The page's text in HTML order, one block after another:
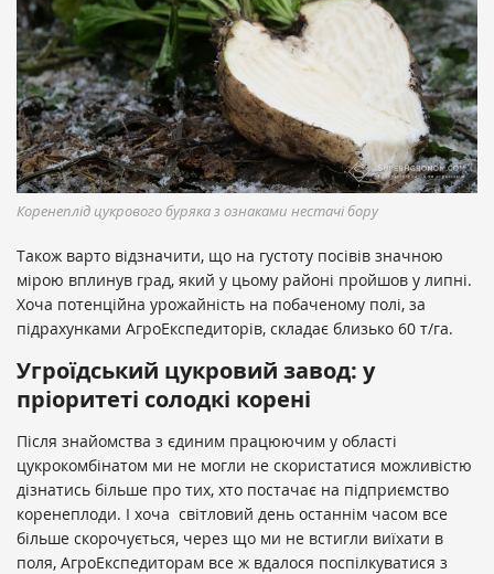
Коренеплід цукрового буряка з ознаками нестачі бору
Також варто відзначити, що на густоту посівів значною
мірою вплинув град, який у цьому районі пройшов у липні.
Хоча потенційна урожайність на побаченому полі, за
підрахунками АгроЕкспедиторів, складає близько 60 т/га.
Угроїдський цукровий завод: у
пріоритеті солодкі корені
Після знайомства з єдиним працюючим у області
цукрокомбінатом ми не могли не скористатися можливістю
дізнатись більше про тих, хто постачає на підприємство
коренеплоди. І хоча світловий день останнім часом все
більше скорочується, через що ми не встигли виїхати в
поля, АгроЕкспедиторам все ж вдалося поспілкуватися з